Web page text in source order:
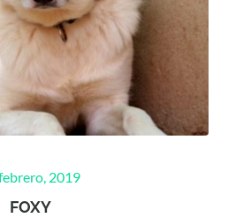
2019
FOXY